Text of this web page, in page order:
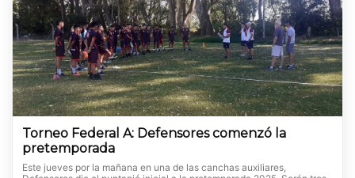
Torneo Federal A: Defensores comenzó la
pretemporada
Este jueves por la mañana en una de las canchas auxiliares,